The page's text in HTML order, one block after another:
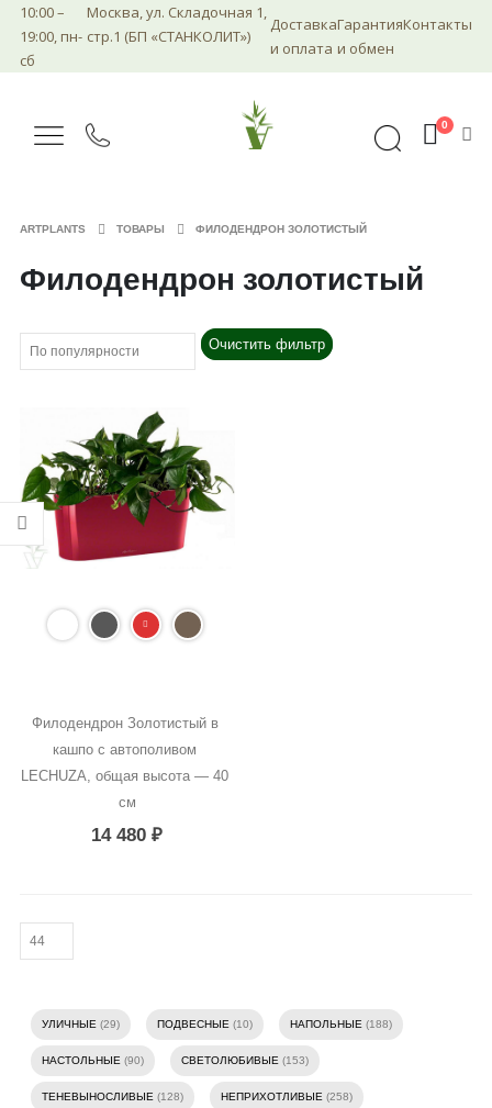
10:00 –
19:00, пн-
сб
Москва, ул. Складочная 1,
стр.1 (БП «СТАНКОЛИТ»)
Доставка
и оплата
Гарантия
и обмен
Контакты
0
ARTPLANTS ТОВАРЫ ФИЛОДЕНДРОН ЗОЛОТИСТЫЙ
Филодендрон золотистый
Очистить фильтр
Филодендрон Золотистый в
кашпо с автополивом
LECHUZA, общая высота — 40
см
14 480₽
УЛИЧНЫЕ(29) ПОДВЕСНЫЕ(10) НАПОЛЬНЫЕ(188)
НАСТОЛЬНЫЕ(90) СВЕТОЛЮБИВЫЕ(153)
ТЕНЕВЫНОСЛИВЫЕ(128) НЕПРИХОТЛИВЫЕ(258)